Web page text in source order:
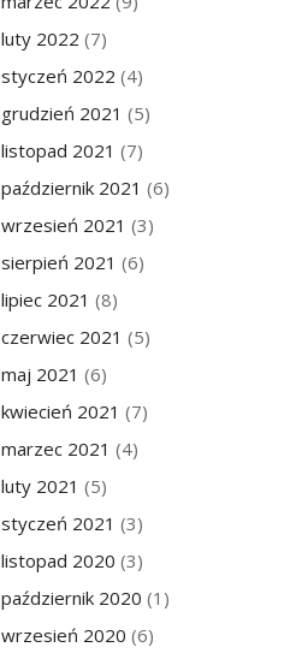
luty 2022 (7)
styczeń 2022 (4)
grudzień 2021 (5)
listopad 2021 (7)
październik 2021 (6)
wrzesień 2021 (3)
sierpień 2021 (6)
lipiec 2021 (8)
czerwiec 2021 (5)
maj 2021 (6)
kwiecień 2021 (7)
marzec 2021 (4)
luty 2021 (5)
styczeń 2021 (3)
listopad 2020 (3)
październik 2020 (1)
wrzesień 2020 (6)